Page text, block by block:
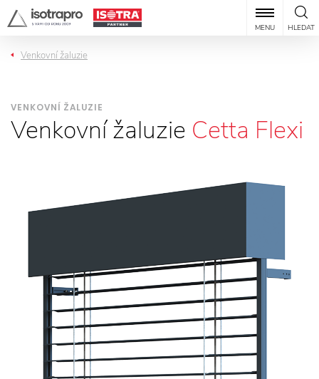
HLEDAT
MENU
Venkovní žaluzie
VENKOVNÍ ŽALUZIE
Venkovní žaluzie Cetta Flexi